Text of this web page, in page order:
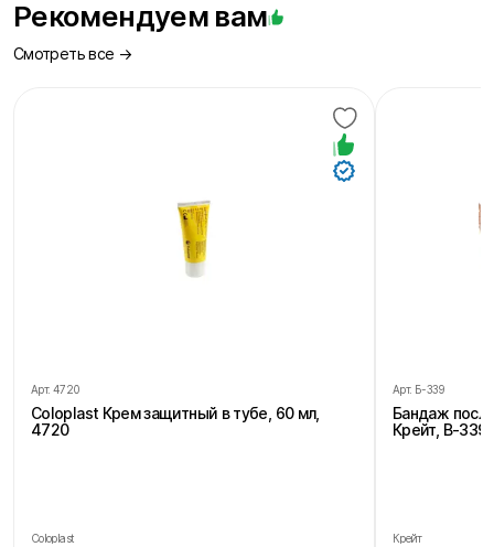
Рекомендуем вам
Смотреть все →
Арт. 4720
Coloplast Крем защитный в тубе, 60 мл,
4720
Coloplast
Арт. Б-339
Бандаж
Крейт, В-
Крейт